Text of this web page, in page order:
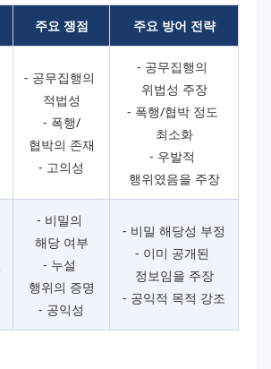
주요 쟁점 주요 방어 전략
- 공무집행의
적법성
- 폭행/
협박의 존재
- 고의성
- 공무집행의
위법성 주장
- 폭행/협박 정도
최소화
- 우발적
행위였음을 주장
- 비밀의
해당 여부
- 누설
행위의 증명
- 공익성
- 비밀 해당성 부정
- 이미 공개된
정보임을 주장
- 공익적 목적 강조